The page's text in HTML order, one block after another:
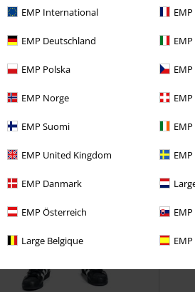
EMP International
EMP Deutschland
EMP Polska
EMP Norge
EMP Suomi
EMP United Kingdom
EMP Danmark
EMP Österreich
Large Belgique
Hearts
Hot Pants